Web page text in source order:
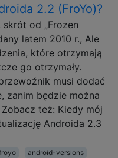
2.2 (FroYo)?
od „Frozen
latem 2010 r., Ale
które otrzymają
go otrzymały.
musi dodać
zanim będzie można
też: Kiedy mój
Androida 2.3
android-versions